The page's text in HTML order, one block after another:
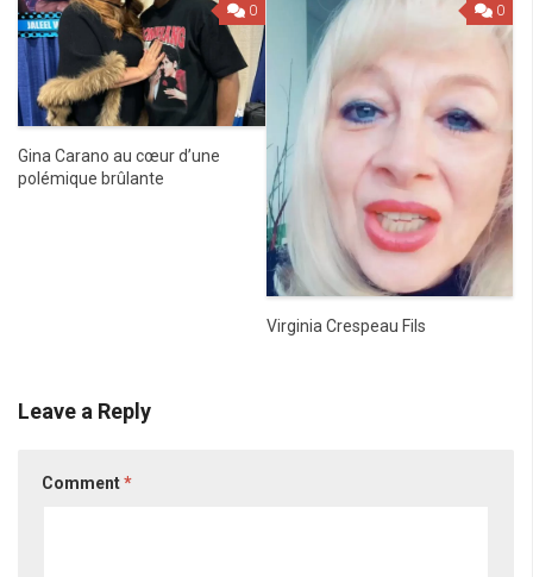
0
Gina Carano au cœur d’une
polémique brûlante
0
Virginia Crespeau Fils
Leave a Reply
Comment*